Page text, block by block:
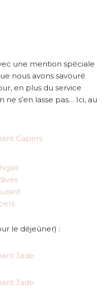
une mention spéciale
nous avons savouré
en plus du service
s’en lasse pas… Ici, au
le déjeûner) :